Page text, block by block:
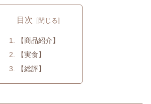
目次
【商品紹介】
【実食】
【総評】